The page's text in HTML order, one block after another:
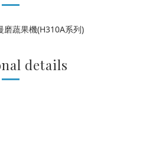
磨蔬果機(H310A系列)
details